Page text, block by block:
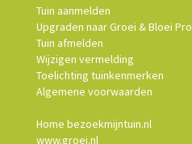
Tuin aanmelden
Upgraden naar Groei & Bloei Pro
Tuin afmelden
Wijzigen vermelding
Toelichting tuinkenmerken
Algemene voorwaarden
Home bezoekmijntuin.nl
www.groei.nl